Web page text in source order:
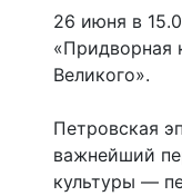
26 июня в
«Придворная
Великого».
Петровская
важнейший
культуры —